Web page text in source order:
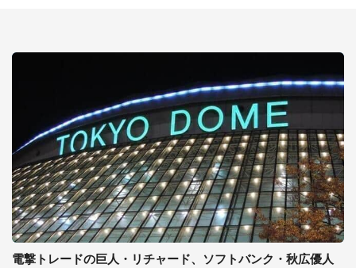
電撃トレードの巨人・リチャード、ソフトバンク・秋広優人